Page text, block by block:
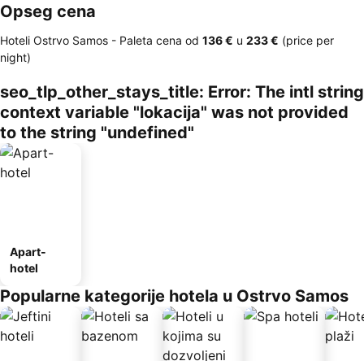
Opseg cena
Hoteli Ostrvo Samos - Paleta cena od ‎136 € u ‎233 € (price per
night)
seo_tlp_other_stays_title: Error: The intl string
context variable "lokacija" was not provided
to the string "undefined"
Apart-
hotel
Popularne kategorije hotela u Ostrvo Samos